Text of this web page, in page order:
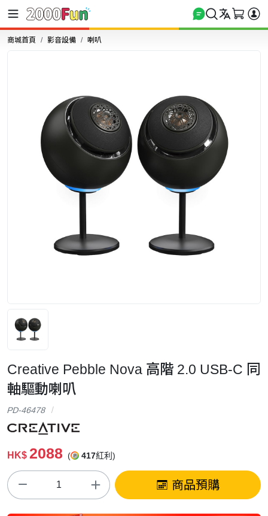
商城首頁 影音設備 喇叭
Creative Pebble Nova 高階 2.0 USB-C 同
軸驅動喇叭
PD-46478
HK$ 2088 ( 417紅利)
商品預購